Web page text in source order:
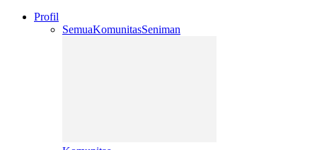
Profil
SemuaKomunitasSeniman